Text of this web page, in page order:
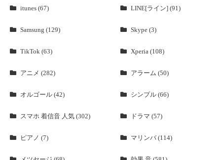
itunes (67) LINE[ライン] (91)
Samsung (129) Skype (3)
TikTok (63) Xperia (108)
アニメ (282) アラーム (50)
オルゴール (42) シンプル (66)
スマホ 着信音 人気 (302) ドラマ (57)
ピアノ (7) マリンバ (114)